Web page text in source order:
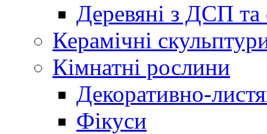
Деревяні з ДСП
Керамічні
Кімнатні рослини
Декоративно-
Фікуси